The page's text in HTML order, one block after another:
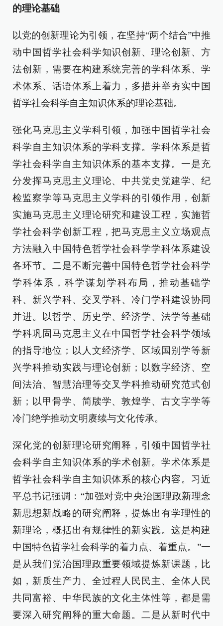
的理论基础
以党的创新理论为引领，在坚持“两个结合”中推
动中国哲学社会科学知识创新、理论创新、方
法创新，需要在构建系统完善的学科体系、学
术体系、话语体系上着力，多措并举夯实中国
哲学社会科学自主知识体系的理论基础。
强化马克思主义学科引领，加强中国哲学社会
科学自主知识体系的学科支撑。学科体系是哲
学社会科学自主知识体系的基本支撑。一是充
分发挥马克思主义理论、中共党史党建学、纪
检监察学等马克思主义学科的引领作用，创新
实施马克思主义理论研究和建设工程，实施哲
学社会科学创新工程，把马克思主义立场观点
方法融入中国特色哲学社会科学学科体系建设
各环节。二是不断完善中国特色哲学社会科学
学科体系，科学谋划学科布局，推动基础学
科、新兴学科、交叉学科、冷门学科建设协同
并进。以哲学、历史学、经济学、法学等基础
学科巩固马克思主义在中国哲学社会科学领域
的指导地位；以人文经济学、区域国别学等新
兴学科推动实践与理论创新；以数字经济、空
间法治、智慧治理等交叉学科推动研究范式创
新；以甲骨学、简牍学、敦煌学、古文字学等
冷门绝学推动文明赓续与文化传承。
深化党的创新理论研究阐释，引领中国哲学社
会科学自主知识体系的学术创新。学术体系是
哲学社会科学自主知识体系的核心内容。习近
平总书记强调：“加强对党中央治国理政新理念
新思想新战略的研究阐释，提炼出有学理性的
新理论，概括出有规律性的新实践。这是构建
中国特色哲学社会科学的着力点、着重点。”一
是从我们党治国理政重要领域提炼新课题，比
如，新质生产力、全过程人民民主、全体人民
共同富裕、中华民族的文化主体性等，都是需
要深入研究阐释的重大命题。二是从新时代中